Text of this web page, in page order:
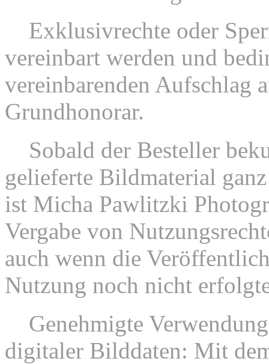
Exklusivrechte oder
vereinbart werden und
vereinbarenden Aufschlag
Grundhonorar.
Sobald der Besteller
gelieferte Bildmaterial
ist Micha Pawlitzki
Vergabe von
auch wenn die
Nutzung noch nicht
Genehmigte
digitaler Bilddaten: Mit